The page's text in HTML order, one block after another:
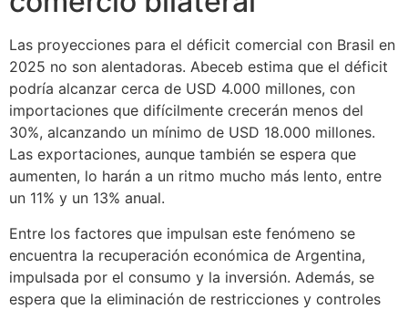
Las proyecciones para el déficit comercial con Brasil en
2025 no son alentadoras. Abeceb estima que el déficit
podría alcanzar cerca de USD 4.000 millones, con
importaciones que difícilmente crecerán menos del
30%, alcanzando un mínimo de USD 18.000 millones.
Las exportaciones, aunque también se espera que
aumenten, lo harán a un ritmo mucho más lento, entre
un 11% y un 13% anual.
Entre los factores que impulsan este fenómeno se
encuentra la recuperación económica de Argentina,
impulsada por el consumo y la inversión. Además, se
espera que la eliminación de restricciones y controles